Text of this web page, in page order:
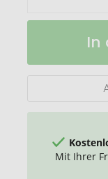
In
Mit Ihrer